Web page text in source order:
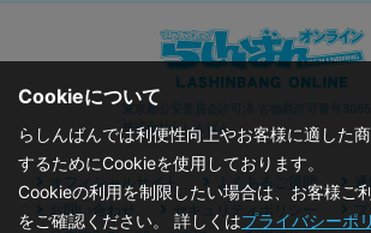
東京都公安委員会許可済 古物商許可番号
株式会社らしんばん
オフィシャルサイト よくあるご質問
お問い合わせ
セキュリティポリシー
Cookieについて
らしんばんでは利便性向上やお客様に適した
するためにCookieを使用しております。
Cookieの利用を制限したい場合は、お客様ご
をご確認ください。 詳しくはプライバシーポ